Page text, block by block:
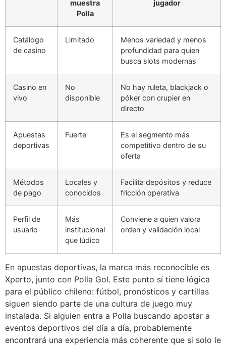
muestra
Polla
jugador
Catálogo
de casino
Limitado
Menos variedad y menos
profundidad para quien
busca slots modernas
Casino en
vivo
No
disponible
No hay ruleta, blackjack o
póker con crupier en
directo
Apuestas
deportivas
Fuerte
Es el segmento más
competitivo dentro de su
oferta
Métodos
de pago
Locales y
conocidos
Facilita depósitos y reduce
fricción operativa
Perfil de
usuario
Más
institucional
que lúdico
Conviene a quien valora
orden y validación local
En apuestas deportivas, la marca más reconocible es
Xperto, junto con Polla Gol. Este punto sí tiene lógica
para el público chileno: fútbol, pronósticos y cartillas
siguen siendo parte de una cultura de juego muy
instalada. Si alguien entra a Polla buscando apostar a
eventos deportivos del día a día, probablemente
encontrará una experiencia más coherente que si solo le